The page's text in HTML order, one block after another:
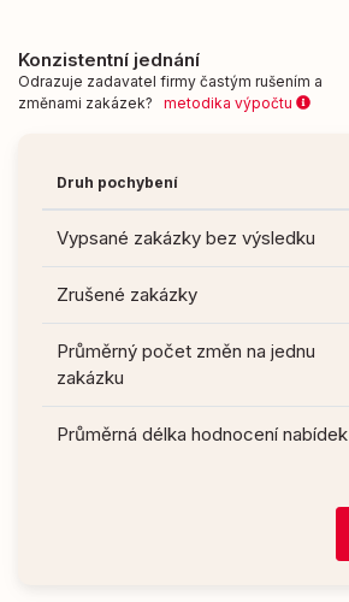
Konzistentní jednání
Odrazuje zadavatel firmy častým rušením a
změnami zakázek? metodika výpočtu
Druh pochybení
Vypsané zakázky bez výsledku
Zrušené zakázky
Průměrný počet změn na jednu
zakázku
Průměrná délka hodnocení nabídek